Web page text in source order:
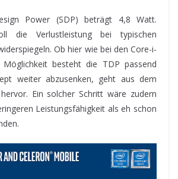
Power (SDP) beträgt 4,8 Watt.
die Verlustleistung bei typischen
Ob hier wie bei den Core-i-
Möglichkeit besteht die TDP passend
weiter abzusenken, geht aus dem
Ein solcher Schritt wäre zudem
Leistungsfähigkeit als eh schon